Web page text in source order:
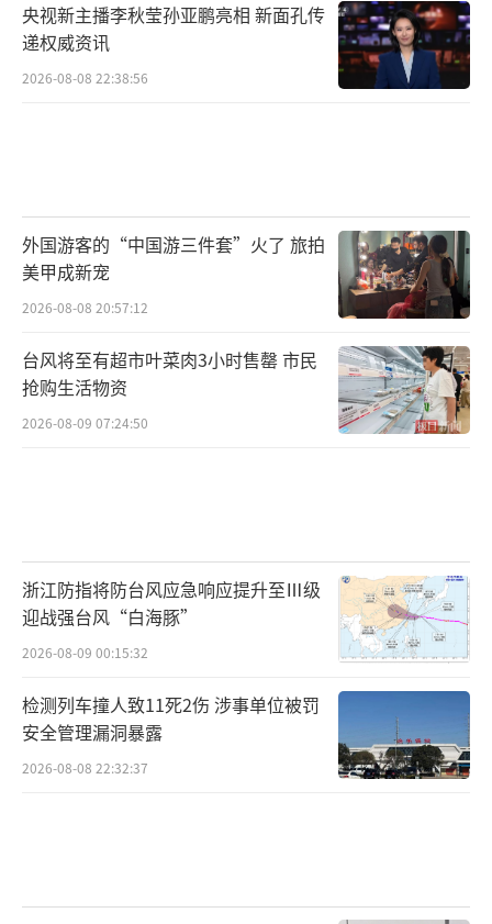
央视新主播李秋莹孙亚鹏亮相 新面孔传
递权威资讯
2026-08-08 22:38:56
外国游客的“中国游三件套”火了 旅拍
美甲成新宠
2026-08-08 20:57:12
台风将至有超市叶菜肉3小时售罄 市民
抢购生活物资
2026-08-09 07:24:50
浙江防指将防台风应急响应提升至Ⅲ级
迎战强台风“白海豚”
2026-08-09 00:15:32
检测列车撞人致11死2伤 涉事单位被罚
安全管理漏洞暴露
2026-08-08 22:32:37